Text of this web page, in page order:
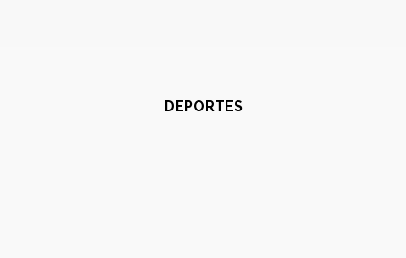
DEPORTES